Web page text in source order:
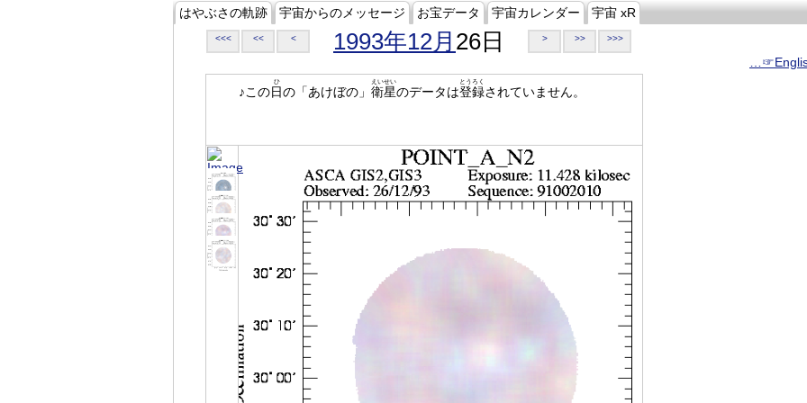
はやぶさの軌跡 宇宙からのメッセージ お宝データ 宇宙カレンダー 宇宙 xR
<<< << < 1993年12月 26日 > >> >>>
♪この日
ひ
の「あけぼの」 衛星
えいせい
のデータは登録
とうろく
されていません。